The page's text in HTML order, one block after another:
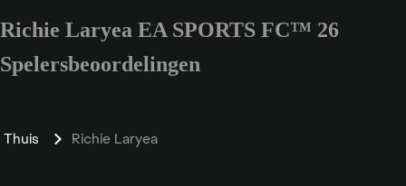
Enter a minimum of 3 characters or numbers
Richie Laryea EA SPORTS FC™ 26
Spelersbeoordelingen
Thuis Richie Laryea